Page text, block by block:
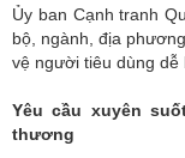
Ủy ban Cạnh tranh
bộ, ngành, địa
vệ người tiêu dùng dễ
Yêu cầu xuyên
thương